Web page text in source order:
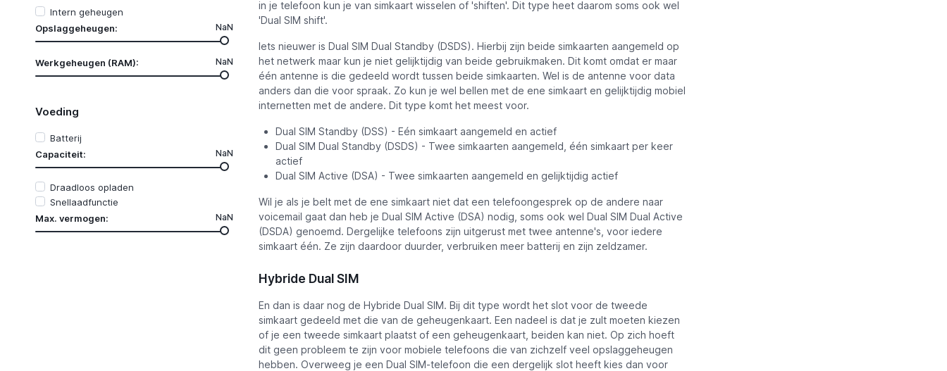
Intern geheugen
Opslaggeheugen:
NaN
Werkgeheugen (RAM): NaN
Voeding
Batterij
Capaciteit:
NaN
Draadloos opladen
Snellaadfunctie
Max. vermogen:
NaN
in je telefoon kun je van simkaart wisselen of 'shiften'. Dit type heet daarom soms ook wel
'Dual SIM shift'.
Iets nieuwer is Dual SIM Dual Standby (DSDS). Hierbij zijn beide simkaarten aangemeld op
het netwerk maar kun je niet gelijktijdig van beide gebruikmaken. Dit komt omdat er maar
één antenne is die gedeeld wordt tussen beide simkaarten. Wel is de antenne voor data
anders dan die voor spraak. Zo kun je wel bellen met de ene simkaart en gelijktijdig mobiel
internetten met de andere. Dit type komt het meest voor.
Dual SIM Standby (DSS) - Eén simkaart aangemeld en actief
Dual SIM Dual Standby (DSDS) - Twee simkaarten aangemeld, één simkaart per keer
actief
Dual SIM Active (DSA) - Twee simkaarten aangemeld en gelijktijdig actief
Wil je als je belt met de ene simkaart niet dat een telefoongesprek op de andere naar
voicemail gaat dan heb je Dual SIM Active (DSA) nodig, soms ook wel Dual SIM Dual Active
(DSDA) genoemd. Dergelijke telefoons zijn uitgerust met twee antenne's, voor iedere
simkaart één. Ze zijn daardoor duurder, verbruiken meer batterij en zijn zeldzamer.
Hybride Dual SIM
En dan is daar nog de Hybride Dual SIM. Bij dit type wordt het slot voor de tweede
simkaart gedeeld met die van de geheugenkaart. Een nadeel is dat je zult moeten kiezen
of je een tweede simkaart plaatst of een geheugenkaart, beiden kan niet. Op zich hoeft
dit geen probleem te zijn voor mobiele telefoons die van zichzelf veel opslaggeheugen
hebben. Overweeg je een Dual SIM-telefoon die een dergelijk slot heeft kies dan voor